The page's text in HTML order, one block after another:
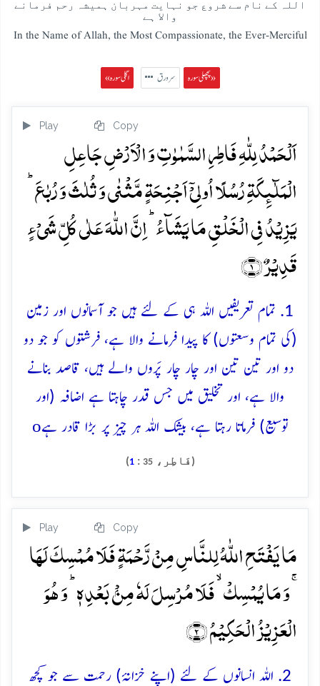
اللہ کے نام سے شروع جو نہایت مہربان ہمیشہ رحم فرمانے
والا ہے
In the Name of Allah, the Most Compassionate, the Ever-Merciful
پچھلی سورہ » سرورق « اگلی سورہ
Play Copy
اَلۡحَمۡدُ لِلّٰہِ فَاطِرِ السَّمٰوٰتِ وَ الۡاَرۡضِ جَاعِلِ
الۡمَلٰٓئِکَۃِ رُسُلًا اُولِیۡۤ اَجۡنِحَۃٍ مَّثۡنٰی وَ ثُلٰثَ وَ رُبٰعَ ؕ
یَزِیۡدُ فِی الۡخَلۡقِ مَا یَشَآءُ ؕ اِنَّ اللّٰہَ عَلٰی کُلِّ شَیۡءٍ
قَدِیۡرٌ ﴿۱﴾
1. تمام تعریفیں اللہ ہی کے لئے ہیں جو آسمانوں اور زمین
(کی تمام وسعتوں) کا پیدا فرمانے والا ہے، فرشتوں کو جو دو
دو اور تین تین اور چار چار پَروں والے ہیں، قاصد بنانے
والا ہے، اور تخلیق میں جس قدر چاہتا ہے اضافہ (اور
توسیع) فرماتا رہتا ہے، بیشک اللہ ہر چیز پر بڑا قادر ہےo
(فَاطِر،35
:
1
)
Play Copy
مَا یَفۡتَحِ اللّٰہُ لِلنَّاسِ مِنۡ رَّحۡمَۃٍ فَلَا مُمۡسِکَ لَہَا
ۚ وَ مَا یُمۡسِکۡ ۙ فَلَا مُرۡسِلَ لَہٗ مِنۡۢ بَعۡدِہٖ ؕ وَ ہُوَ
الۡعَزِیۡزُ الۡحَکِیۡمُ ﴿۲﴾
2. اللہ انسانوں کے لئے (اپنے خزانۂ) رحمت سے جو کچھ